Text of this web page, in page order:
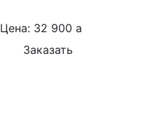
Цена: 32 900 a
Заказать